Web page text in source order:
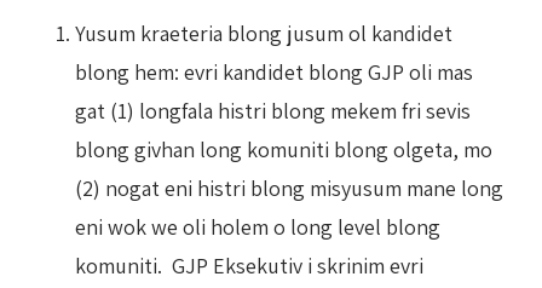
Yusum kraeteria blong jusum ol kandidet
blong hem: evri kandidet blong GJP oli mas
gat (1) longfala histri blong mekem fri sevis
blong givhan long komuniti blong olgeta, mo
(2) nogat eni histri blong misyusum mane long
eni wok we oli holem o long level blong
komuniti. GJP Eksekutiv i skrinim evri